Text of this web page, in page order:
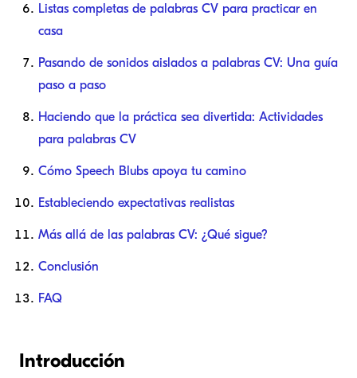
Listas completas de palabras CV para practicar en
casa
Pasando de sonidos aislados a palabras CV: Una guía
paso a paso
Haciendo que la práctica sea divertida: Actividades
para palabras CV
Cómo Speech Blubs apoya tu camino
Estableciendo expectativas realistas
Más allá de las palabras CV: ¿Qué sigue?
Conclusión
FAQ
Introducción